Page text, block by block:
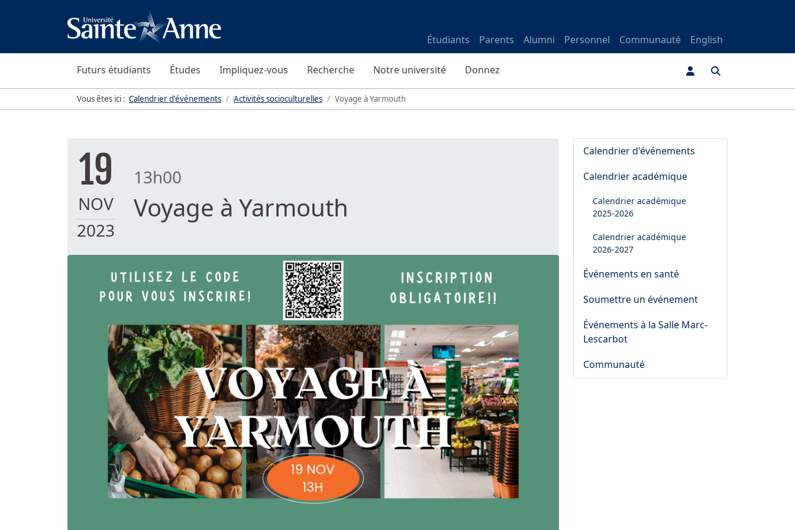
Étudiants Parents Alumni Personnel Communauté English
Futurs étudiants Études Impliquez-vous Recherche Notre université Donnez
Vous êtes ici : Calendrier d'événements Activités socioculturelles Voyage à Yarmouth
19
NOV
2023
13h00
Voyage à Yarmouth
Calendrier d'événements
Calendrier académique
Calendrier académique
2025-2026
Calendrier académique
2026-2027
Événements en santé
Soumettre un événement
Événements à la Salle Marc-
Lescarbot
Communauté